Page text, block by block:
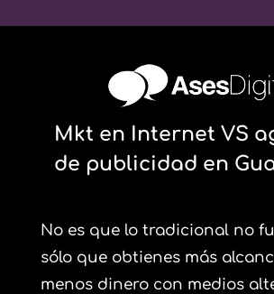
Mkt en Internet VS
de publicidad en
No es que lo tradicional no
sólo que obtienes más
menos dinero con medios